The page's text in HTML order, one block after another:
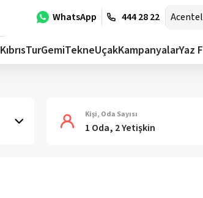
WhatsApp 444 28 22
KıbrısTurGemiTekneUçakKampanyalarYaz
Kişi, Oda Sayısı
1 Oda, 2 Yetişkin